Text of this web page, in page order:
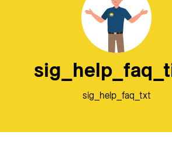
sig_help_faq_txt